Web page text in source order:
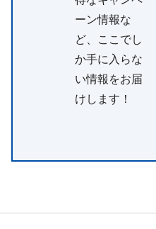
ーン情報な
ど、ここでし
か手に入らな
い情報をお届
けします！